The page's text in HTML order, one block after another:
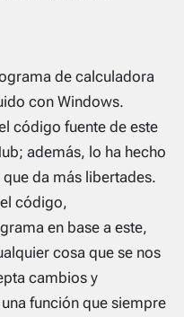
de calculadora
con Windows.
código fuente de este
además, lo ha hecho
da más libertades.
código,
en base a este,
cosa que se nos
cambios y
función que siempre